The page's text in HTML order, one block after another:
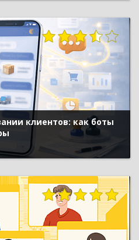
клиентов: как боты